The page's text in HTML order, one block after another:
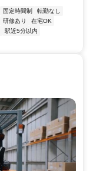
固定時間制
転勤なし
研修あり
在宅OK
駅近5分以内